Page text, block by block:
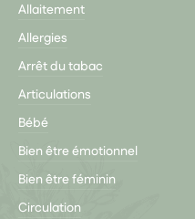
Allaitement
Allergies
Arrêt du tabac
Articulations
Bébé
Bien être émotionnel
Bien être féminin
Circulation